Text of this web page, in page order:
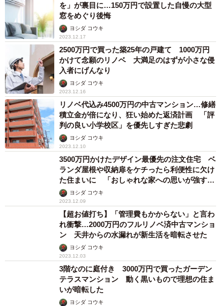
を」が裏目に…150万円で設置した自慢の大型
窓をめぐり後悔
ヨシダ コウキ
2023.12.17
2500万円で買った築25年の戸建て 1000万円
かけて念願のリノベ 大満足のはずが小さな侵
入者にげんなり
ヨシダ コウキ
2023.12.16
リノベ代込み4500万円の中古マンション…修繕
積立金が倍になり、狂い始めた返済計画 「評
判の良い小学校区」を優先しすぎた悲劇
ヨシダ コウキ
2023.12.10
3500万円かけたデザイン最優先の注文住宅 ベ
ランダ屋根や収納扉をケチったら利便性に欠け
た住まいに 「おしゃれな家への思いが強すぎ
ました」
ヨシダ コウキ
2023.12.09
【超お値打ち】「管理費もかからない」と言わ
れ衝撃…2000万円のフルリノベ済中古マンショ
ン 天井からの水漏れが新生活を暗転させた
ヨシダ コウキ
2023.12.03
3階なのに庭付き 3000万円で買ったガーデン
テラスマンション 動く黒いもので理想の住ま
いが暗転した
ヨシダ コウキ